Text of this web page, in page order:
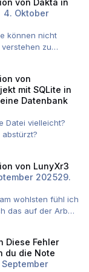
vor, oder?
Daten und Amis
von Dakta in
4. Oktober
können nicht
zu
gut. Einfach
so unglaublich oft
den schulischen
eins sich dann
nichts kann im
vor höheren
keine
wegen
wegen LLMs. Aber
die die
von
mit SQLite in
Datenbank
Datei vielleicht?
von LunyXr3
202529.
wohlsten fühl ich
das auf der Arbeit
Diese Fehler
du die Note
September